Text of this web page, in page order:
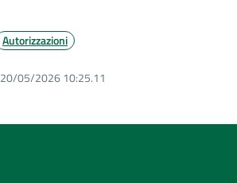
Autorizzazioni
20/05/2026 10:25.11